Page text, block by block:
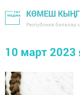
КӨМЕШ
Республика балалар
10 март